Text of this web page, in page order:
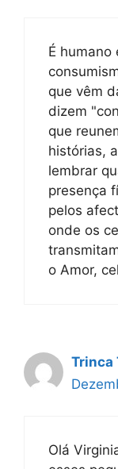
É
que vêm
dizem
que
histórias,
lembrar
presença
pelos
onde os
o Amor,
Trinca
Olá